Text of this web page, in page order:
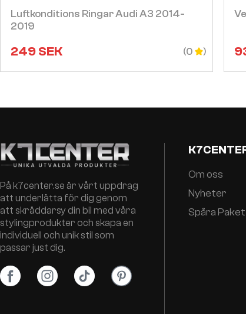
Luftkonditions Ringar Audi A3 2014-
2019
249SEK (0
På k7center.se är vårt uppdrag
att underlätta för dig genom
att skräddarsy din bil med våra
stylingprodukter och skapa en
individuell och unik stil som
passar just dig.
Om oss
Nyheter
Spåra Paket